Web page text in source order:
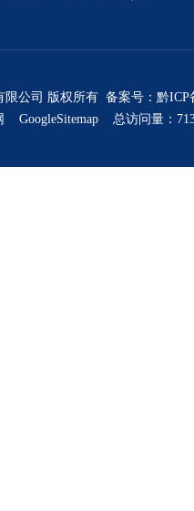
公司 版权所有 备案号： 黔ICP
GoogleSitemap 总访问量：